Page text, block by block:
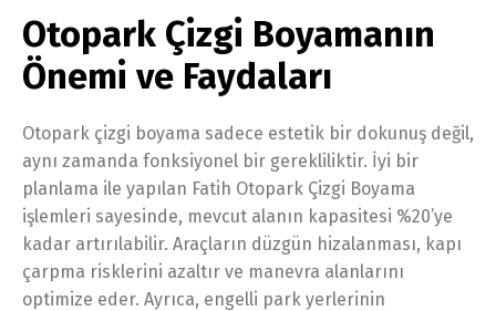
Otopark Çizgi Boyamanın
Önemi ve Faydaları
Otopark çizgi boyama sadece estetik bir dokunuş değil,
aynı zamanda fonksiyonel bir gerekliliktir. İyi bir
planlama ile yapılan Fatih Otopark Çizgi Boyama
işlemleri sayesinde, mevcut alanın kapasitesi %20’ye
kadar artırılabilir. Araçların düzgün hizalanması, kapı
çarpma risklerini azaltır ve manevra alanlarını
optimize eder. Ayrıca, engelli park yerlerinin